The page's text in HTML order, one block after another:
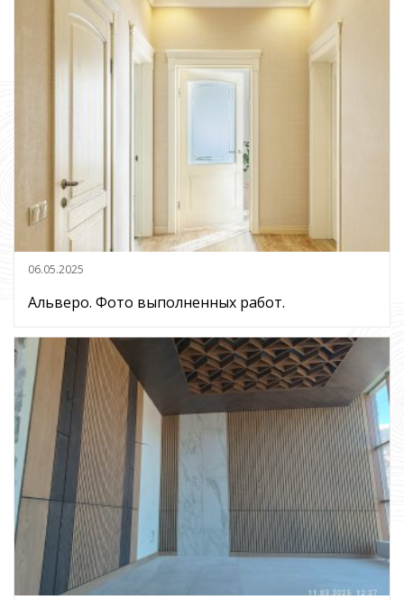
06.05.2025
Альверо. Фото выполненных работ.